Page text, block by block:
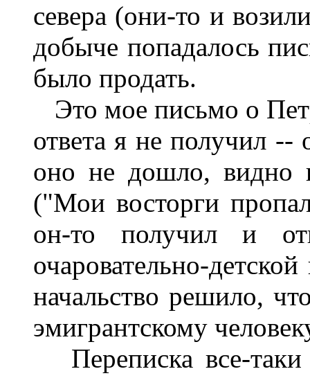
севера (они-то и
добыче попадалось
было продать.
Это мое письмо о
ответа я не получил
оно не дошло, видно
("Мои восторги
он-то получил и
очаровательно-
начальство решило,
эмигрантскому
Переписка все-